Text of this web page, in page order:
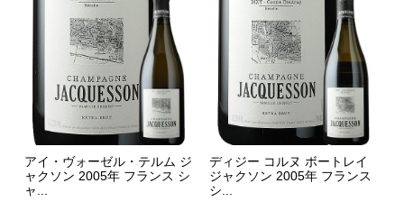
アイ・ヴォーゼル・テルム ジ
ャクソン 2005年 フランス シ
ャ...
ディジー コルヌ ボートレイ
ジャクソン 2005年 フランス
シ...